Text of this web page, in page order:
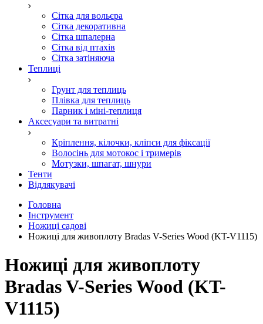
Сітка для вольєра
Сітка декоративна
Сітка шпалерна
Сітка від птахів
Сітка затіняюча
Теплиці
Грунт для теплиць
Плівка для теплиць
Парник і міні-теплиця
Аксесуари та витратні
Кріплення, кілочки, кліпси для фіксації
Волосінь для мотокос і тримерів
Мотузки, шпагат, шнури
Тенти
Відлякувачі
Головна
Інструмент
Ножиці садові
Ножиці для живоплоту Bradas V-Series Wood (KT-V1115)
Ножиці для живоплоту
Bradas V-Series Wood (KT-
V1115)